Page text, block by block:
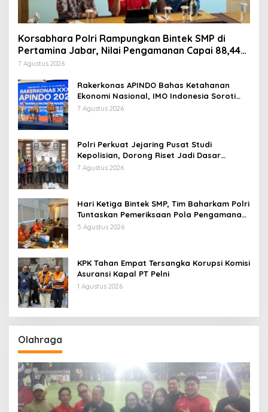
Korsabhara Polri Rampungkan Bintek SMP di
Pertamina Jabar, Nilai Pengamanan Capai 88,44
Persen
7 Agustus 2026
Rakerkonas APINDO Bahas Ketahanan
Ekonomi Nasional, IMO Indonesia Soroti
Pentingnya Kolaborasi Lintas Sektor
7 Agustus 2026
Polri Perkuat Jejaring Pusat Studi
Kepolisian, Dorong Riset Jadi Dasar
Kebijakan dan Inovasi
7 Agustus 2026
Hari Ketiga Bintek SMP, Tim Baharkam Polri
Tuntaskan Pemeriksaan Pola Pengamanan
Pertamina Patra Niaga Jabar
5 Agustus 2026
KPK Tahan Empat Tersangka Korupsi Komisi
Asuransi Kapal PT Pelni
1 Agustus 2026
Olahraga